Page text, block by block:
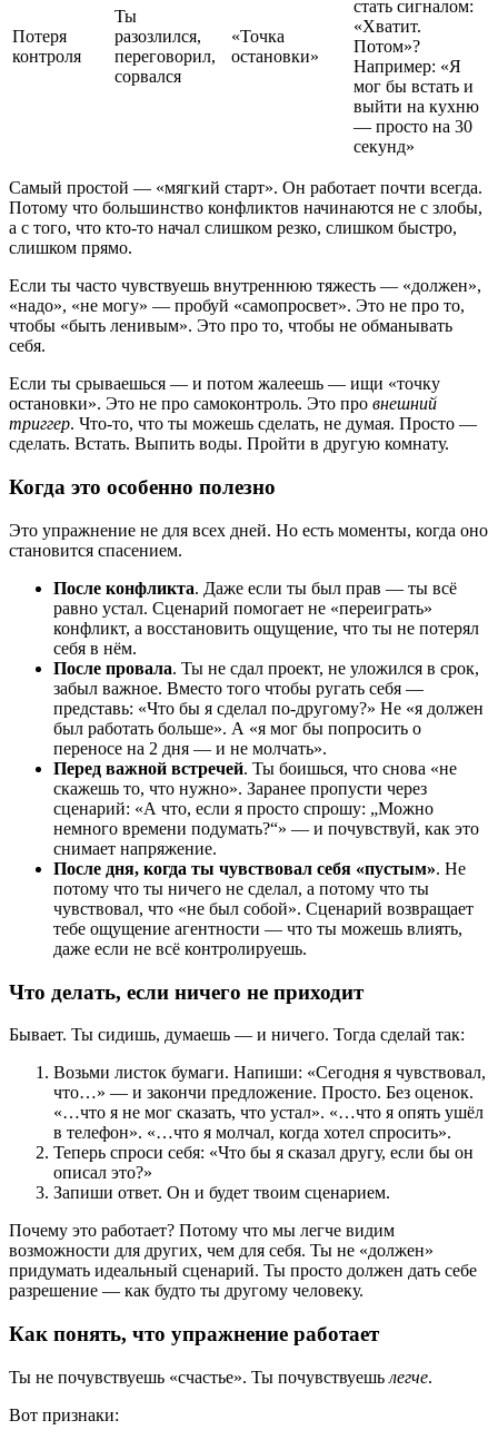
Потеря
контроля
Ты
разозлился,
переговорил,
сорвался
«Точка
остановки»
стать сигналом:
«Хватит.
Потом»?
Например: «Я
мог бы встать и
выйти на кухню
— просто на 30
секунд»
Самый простой — «мягкий старт». Он работает почти всегда.
Потому что большинство конфликтов начинаются не с злобы,
а с того, что кто-то начал слишком резко, слишком быстро,
слишком прямо.
Если ты часто чувствуешь внутреннюю тяжесть — «должен»,
«надо», «не могу» — пробуй «самопросвет». Это не про то,
чтобы «быть ленивым». Это про то, чтобы не обманывать
себя.
Если ты срываешься — и потом жалеешь — ищи «точку
остановки». Это не про самоконтроль. Это про внешний
триггер. Что-то, что ты можешь сделать, не думая. Просто —
сделать. Встать. Выпить воды. Пройти в другую комнату.
Когда это особенно полезно
Это упражнение не для всех дней. Но есть моменты, когда оно
становится спасением.
После конфликта. Даже если ты был прав — ты всё
равно устал. Сценарий помогает не «переиграть»
конфликт, а восстановить ощущение, что ты не потерял
себя в нём.
После провала. Ты не сдал проект, не уложился в срок,
забыл важное. Вместо того чтобы ругать себя —
представь: «Что бы я сделал по-другому?» Не «я должен
был работать больше». А «я мог бы попросить о
переносе на 2 дня — и не молчать».
Перед важной встречей. Ты боишься, что снова «не
скажешь то, что нужно». Заранее пропусти через
сценарий: «А что, если я просто спрошу: „Можно
немного времени подумать?“» — и почувствуй, как это
снимает напряжение.
После дня, когда ты чувствовал себя «пустым». Не
потому что ты ничего не сделал, а потому что ты
чувствовал, что «не был собой». Сценарий возвращает
тебе ощущение агентности — что ты можешь влиять,
даже если не всё контролируешь.
Что делать, если ничего не приходит
Бывает. Ты сидишь, думаешь — и ничего. Тогда сделай так:
Возьми листок бумаги. Напиши: «Сегодня я чувствовал,
что…» — и закончи предложение. Просто. Без оценок.
«…что я не мог сказать, что устал». «…что я опять ушёл
в телефон». «…что я молчал, когда хотел спросить».
Теперь спроси себя: «Что бы я сказал другу, если бы он
описал это?»
Запиши ответ. Он и будет твоим сценарием.
Почему это работает? Потому что мы легче видим
возможности для других, чем для себя. Ты не «должен»
придумать идеальный сценарий. Ты просто должен дать себе
разрешение — как будто ты другому человеку.
Как понять, что упражнение работает
Ты не почувствуешь «счастье». Ты почувствуешь легче.
Вот признаки: